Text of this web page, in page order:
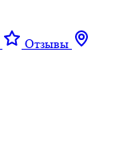
Отзывы